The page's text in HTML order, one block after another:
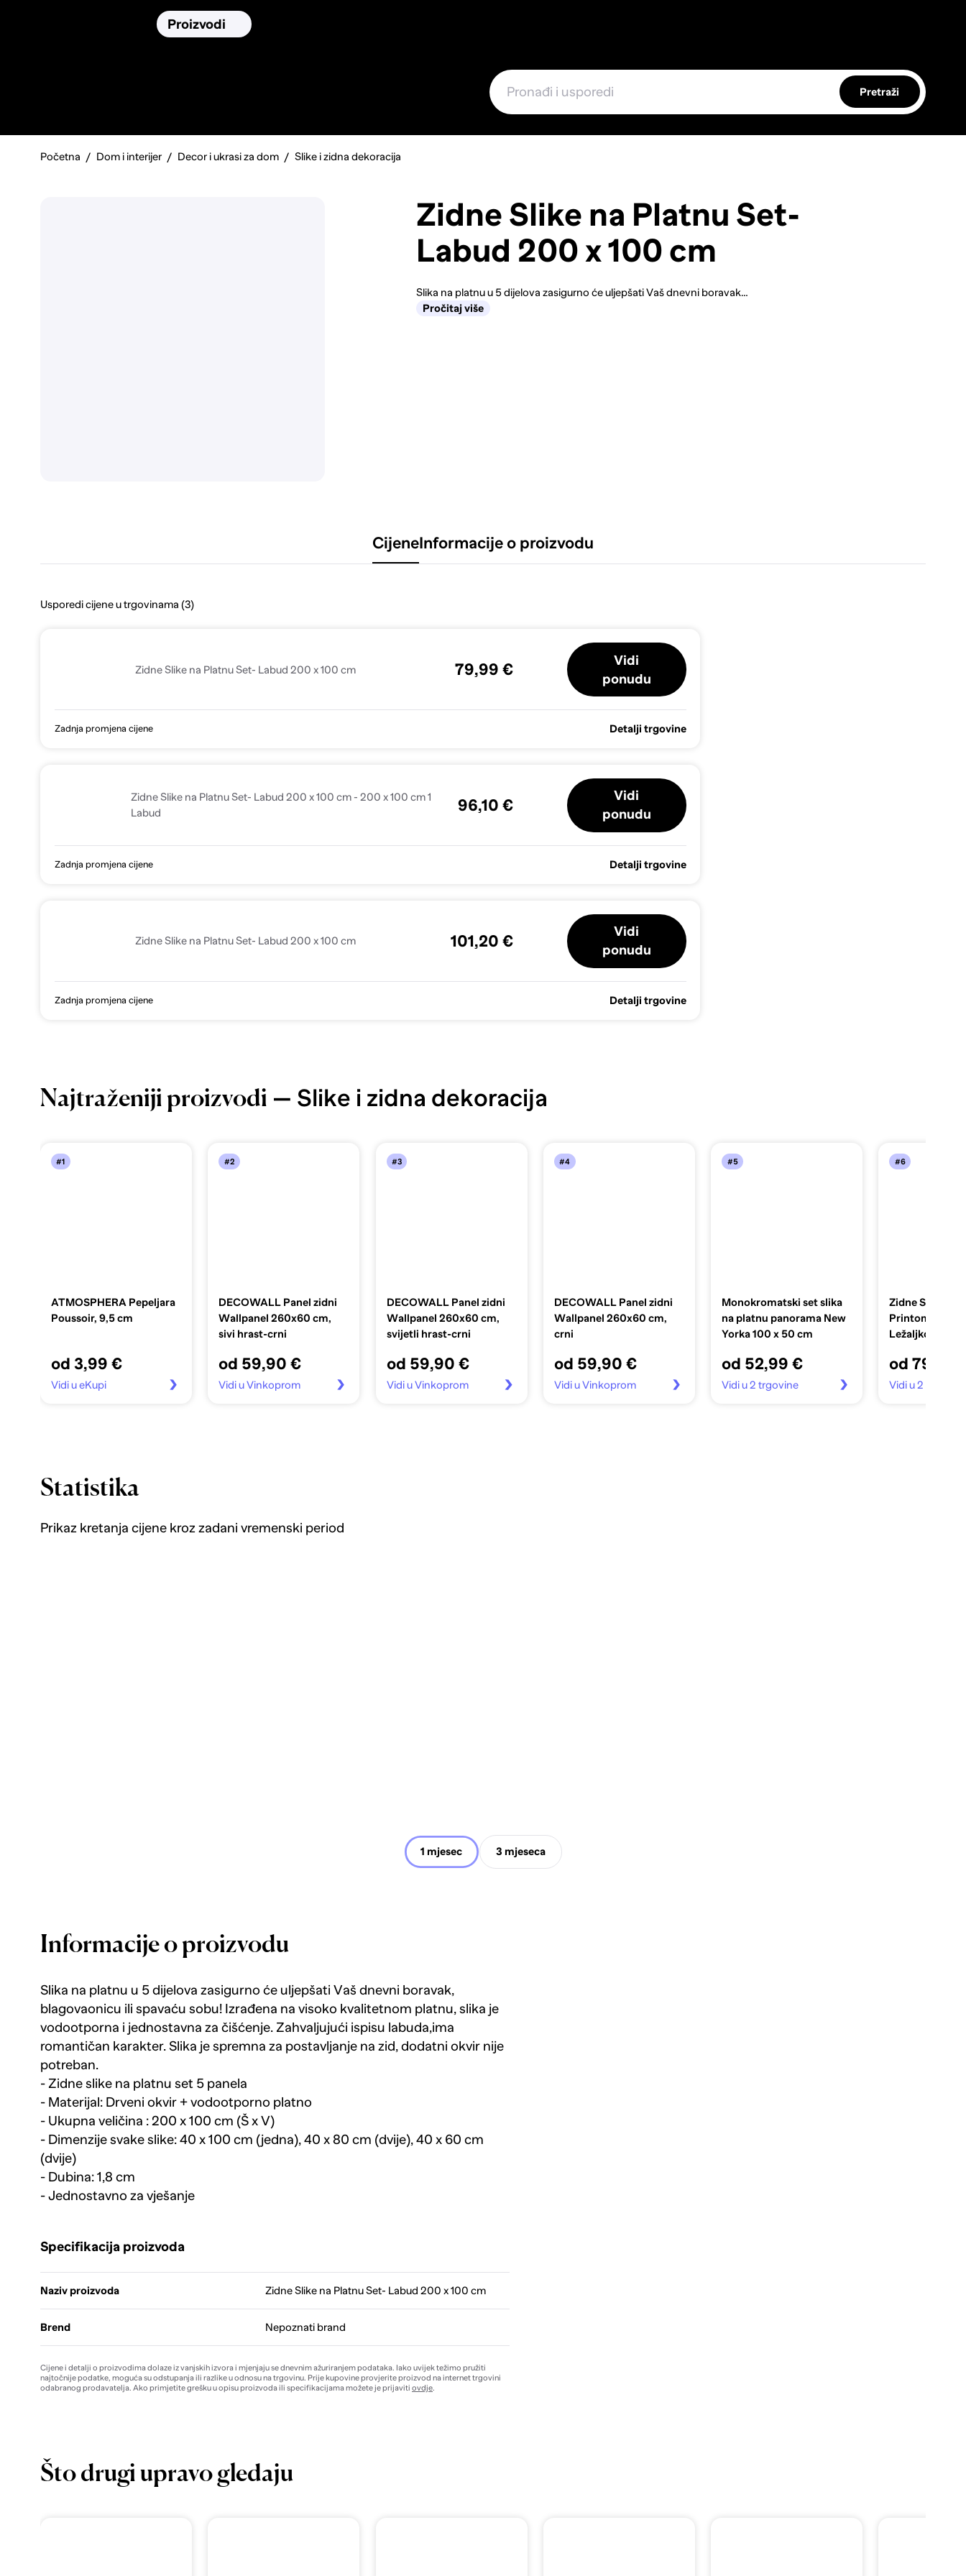
Proizvodi
Pretraži
Početna Dom i interijer Decor i ukrasi za dom Slike i zidna dekoracija
Zidne Slike na Platnu Set-
Labud 200 x 100 cm
Slika na platnu u 5 dijelova zasigurno će uljepšati Vaš dnevni boravak…
Pročitaj više
CijeneInformacije o proizvodu
Usporedi cijene u trgovinama (3)
Zidne Slike na Platnu Set- Labud 200 x 100 cm 79,99 €
Vidi
ponudu
Zadnja promjena cijene Detalji trgovine
Zidne Slike na Platnu Set- Labud 200 x 100 cm - 200 x 100 cm 1
Labud
96,10 €
Vidi
ponudu
Zadnja promjena cijene Detalji trgovine
Zidne Slike na Platnu Set- Labud 200 x 100 cm 101,20 €
Vidi
ponudu
Zadnja promjena cijene Detalji trgovine
Najtraženiji proizvodi — Slike i zidna dekoracija
#1
ATMOSPHERA Pepeljara
Poussoir, 9,5 cm
od 3,99 €
Vidi u eKupi
#2
DECOWALL Panel zidni
Wallpanel 260x60 cm,
sivi hrast-crni
od 59,90 €
Vidi u Vinkoprom
#3
DECOWALL Panel zidni
Wallpanel 260x60 cm,
svijetli hrast-crni
od 59,90 €
Vidi u Vinkoprom
#4
DECOWALL Panel zidni
Wallpanel 260x60 cm,
crni
od 59,90 €
Vidi u Vinkoprom
#5
Monokromatski set slika
na platnu panorama New
Yorka 100 x 50 cm
od 52,99 €
Vidi u 2 trgovine
#6
Zidne Slike na
Printom
Ležaljkom 200
od 79,99
Vidi u 2 trgovine
Statistika
Prikaz kretanja cijene kroz zadani vremenski period
1 mjesec 3 mjeseca
Informacije o proizvodu
Slika na platnu u 5 dijelova zasigurno će uljepšati Vaš dnevni boravak,
blagovaonicu ili spavaću sobu! Izrađena na visoko kvalitetnom platnu, slika je
vodootporna i jednostavna za čišćenje. Zahvaljujući ispisu labuda,ima
romantičan karakter. Slika je spremna za postavljanje na zid, dodatni okvir nije
potreban.
- Zidne slike na platnu set 5 panela
- Materijal: Drveni okvir + vodootporno platno
- Ukupna veličina : 200 x 100 cm (Š x V)
- Dimenzije svake slike: 40 x 100 cm (jedna), 40 x 80 cm (dvije), 40 x 60 cm
(dvije)
- Dubina: 1,8 cm
- Jednostavno za vješanje
Specifikacija proizvoda
Naziv proizvoda Zidne Slike na Platnu Set- Labud 200 x 100 cm
Brend Nepoznati brand
Cijene i detalji o proizvodima dolaze iz vanjskih izvora i mjenjaju se dnevnim ažuriranjem podataka. Iako uvijek težimo pružiti
najtočnije podatke, moguća su odstupanja ili razlike u odnosu na trgovinu. Prije kupovine provjerite proizvod na internet trgovini
odabranog prodavatelja. Ako primjetite grešku u opisu proizvoda ili specifikacijama možete je prijaviti ovdje.
Što drugi upravo gledaju